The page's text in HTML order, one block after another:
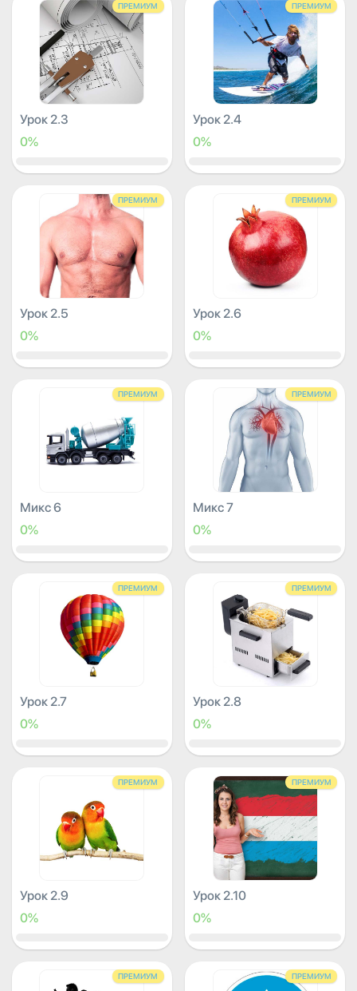
ПРЕМИУМ
Урок 2.3
0%
ПРЕМИУМ
Урок 2.4
0%
ПРЕМИУМ
Урок 2.5
0%
ПРЕМИУМ
Урок 2.6
0%
ПРЕМИУМ
Микс 6
0%
ПРЕМИУМ
Микс 7
0%
ПРЕМИУМ
Урок 2.7
0%
ПРЕМИУМ
Урок 2.8
0%
ПРЕМИУМ
Урок 2.9
0%
ПРЕМИУМ
Урок 2.10
0%
ПРЕМИУМ ПРЕМИУМ